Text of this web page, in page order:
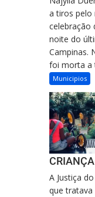
a tiros pelo
celebração
noite do
Campinas.
foi morta a
Municipios
A Justiça
que tratava